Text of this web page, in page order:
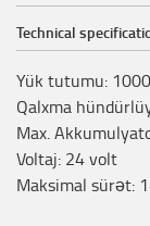
Technical
Yük tutumu: 1000
Qalxma
Max.
Voltaj: 24volt
Maksimal sürət: